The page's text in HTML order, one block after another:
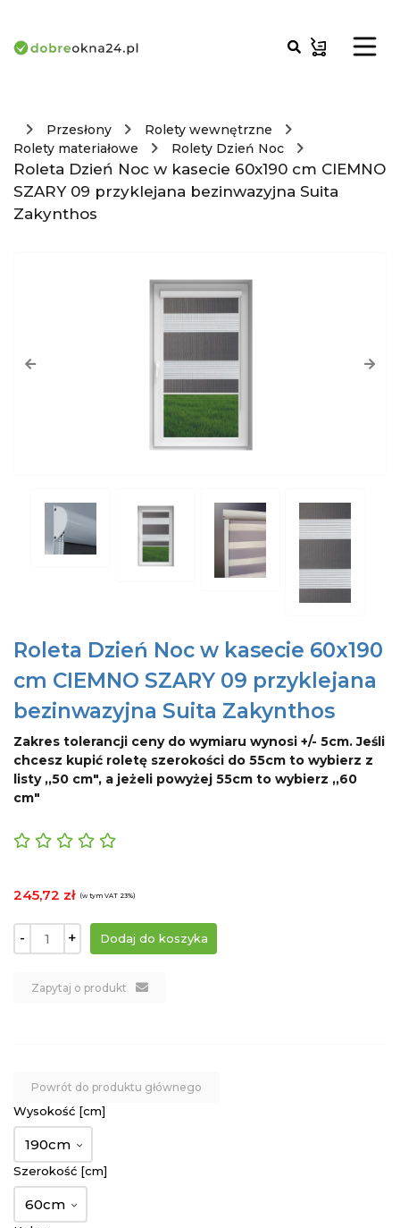
Przesłony
Rolety wewnętrzne
Rolety materiałowe
Rolety Dzień Noc
Roleta Dzień Noc w kasecie 60x190 cm CIEMNO
SZARY 09 przyklejana bezinwazyjna Suita
Zakynthos
Roleta Dzień Noc w kasecie 60x190
cm CIEMNO SZARY 09 przyklejana
bezinwazyjna Suita Zakynthos
Zakres tolerancji ceny do wymiaru wynosi +/- 5cm. Jeśli
chcesz kupić roletę szerokości do 55cm to wybierz z
listy ,,50 cm", a jeżeli powyżej 55cm to wybierz ,,60
cm"
245,72 zł (w tym VAT 23%)
- +
Zapytaj o produkt
Powrót do produktu głównego
Wysokość [cm]
190cm
Szerokość [cm]
60cm